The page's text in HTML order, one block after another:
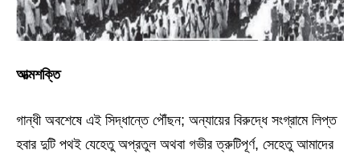
আত্মশক্তি
গান্ধী অবশেষে এই সিদ্ধান্তে পৌঁছন; অন্যায়ের বিরুদ্ধে সংগ্রামে লিপ্ত
হবার দুটি পথই যেহেতু অপ্রতুল অথবা গভীর ত্রুটিপূর্ণ, সেহেতু আমাদের